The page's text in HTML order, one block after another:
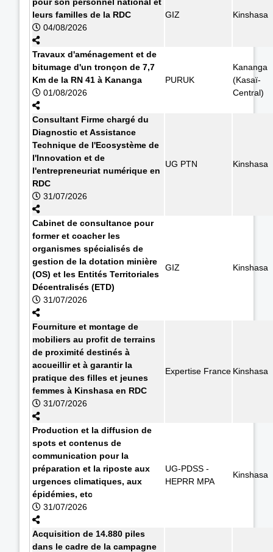
leurs familles de la RDC
04/08/2026
GIZ Kinshasa
Travaux d'aménagement et de
bitumage d'un tronçon de 7,7
Km de la RN 41 à Kananga
01/08/2026
PURUK
Kananga
(Kasaï-
Central)
Consultant Firme chargé du
Diagnostic et Assistance
Technique de l'Ecosystème de
l'Innovation et de
l'entrepreneuriat numérique en
RDC
31/07/2026
UG PTN Kinshasa
Cabinet de consultance pour
former et coacher les
organismes spécialisés de
gestion de la dotation minière
(OS) et les Entités Territoriales
Décentralisés (ETD)
31/07/2026
GIZ Kinshasa
Fourniture et montage de
mobiliers au profit de terrains
de proximité destinés à
accueillir et à garantir la
pratique des filles et jeunes
femmes à Kinshasa en RDC
31/07/2026
Expertise France Kinshasa
Production et la diffusion de
spots et contenus de
communication pour la
préparation et la riposte aux
urgences climatiques, aux
épidémies, etc
31/07/2026
UG-PDSS -
HEPRR MPA
Kinshasa
Acquisition de 14.880 piles
dans le cadre de la campagne